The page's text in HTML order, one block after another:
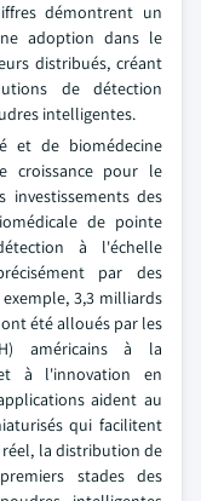
démontrent un
adoption dans le
distribués, créant
de détection
intelligentes.
et de biomédecine
croissance pour le
investissements des
de pointe
à l'échelle
par des
3,3 milliards
été alloués par les
américains à la
à l'innovation en
aident au
qui facilitent
la distribution de
stades des